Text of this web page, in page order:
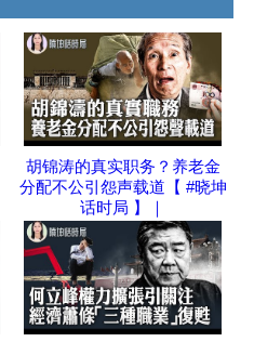
胡锦涛的真实职务？养老金
分配不公引怨声载道【 #晓坤
话时局 】｜